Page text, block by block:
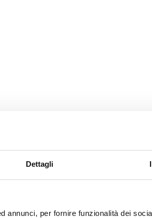
Dettagli
annunci, per fornire funzionalità dei